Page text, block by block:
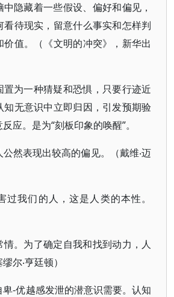
隐藏着一些假设、偏好和偏见，
看待现实，留意什么事实和怎样判
值。（《文明的冲突》，新华出
置为一种猜疑和恐惧，只要行迹近
知无意识中立即归因，引发预期验
应。是为“刻板印象的唤醒”。
然表现出较高的偏见。（戴维‧迈
过我们的人，这是人类的本性。
情。为了确定自我和找到动力，人
尔‧亨廷顿）
-优越感发泄的潜意识需要。认知